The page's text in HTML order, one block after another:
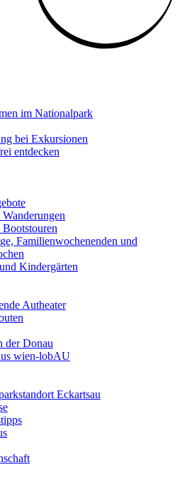
im Nationalpark
bei Exkursionen
entdecken
Familienwochenenden und
Kindergärten
Autheater
der Donau
wien-lobAU
Eckartsau